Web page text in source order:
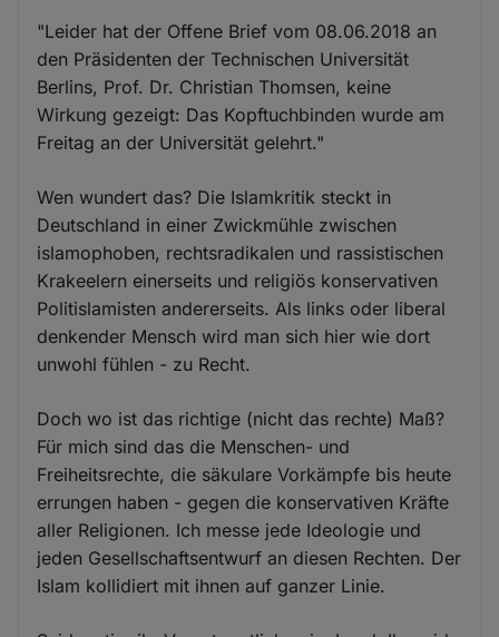
"Leider hat der Offene Brief vom 08.06.2018 an
den Präsidenten der Technischen Universität
Berlins, Prof. Dr. Christian Thomsen, keine
Wirkung gezeigt: Das Kopftuchbinden wurde am
Freitag an der Universität gelehrt."
Wen wundert das? Die Islamkritik steckt in
Deutschland in einer Zwickmühle zwischen
islamophoben, rechtsradikalen und rassistischen
Krakeelern einerseits und religiös konservativen
Politislamisten andererseits. Als links oder liberal
denkender Mensch wird man sich hier wie dort
unwohl fühlen - zu Recht.
Doch wo ist das richtige (nicht das rechte) Maß?
Für mich sind das die Menschen- und
Freiheitsrechte, die säkulare Vorkämpfe bis heute
errungen haben - gegen die konservativen Kräfte
aller Religionen. Ich messe jede Ideologie und
jeden Gesellschaftsentwurf an diesen Rechten. Der
Islam kollidiert mit ihnen auf ganzer Linie.